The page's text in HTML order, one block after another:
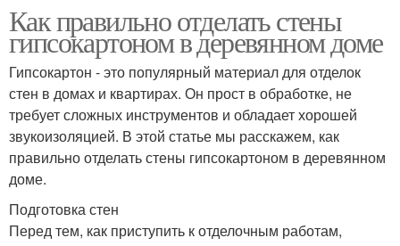
Как правильно отделать стены
гипсокартоном в деревянном доме
Гипсокартон - это популярный материал для отделок
стен в домах и квартирах. Он прост в обработке, не
требует сложных инструментов и обладает хорошей
звукоизоляцией. В этой статье мы расскажем, как
правильно отделать стены гипсокартоном в деревянном
доме.
Подготовка стен
Перед тем, как приступить к отделочным работам,